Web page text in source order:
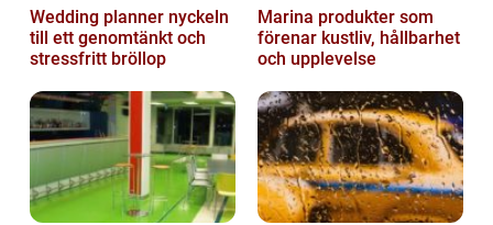
Wedding planner nyckeln
till ett genomtänkt och
stressfritt bröllop
Marina produkter som
förenar kustliv, hållbarhet
och upplevelse